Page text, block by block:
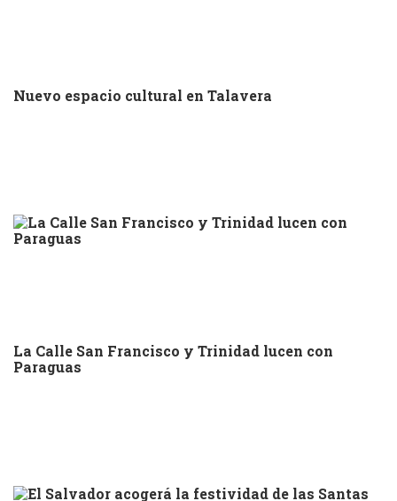
Nuevo espacio cultural en Talavera
La Calle San Francisco y Trinidad lucen con
Paraguas